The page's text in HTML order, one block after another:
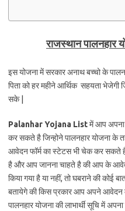
राजस्‍थान पालनहार
इस योजना में सरकार अनाथ बच्चो के
पिता को हर महीने आर्थिक सहयता
सके |
Palanhar Yojana Listमें आप अपना
कर सकते है जिन्होने पालनहार योजना के
आवेदन फॉर्म का स्टेटस भी चेक कर सकते
है और आप जानना चाहते है की आप के
किया गया है या नहीं, तो घबराने की
बतायेगे की किस प्रकार आप अपने
पालनहार योजना की लाभार्थी सूचि में